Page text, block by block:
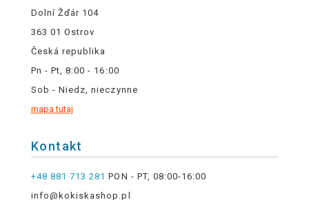
Dolní Žďár 104
363 01 Ostrov
Česká republika
Pn - Pt, 8:00 - 16:00
Sob - Niedz, nieczynne
mapa tutaj
Kontakt
+48 881 713 281 PON - PT, 08:00-16:00
info@kokiskashop.pl